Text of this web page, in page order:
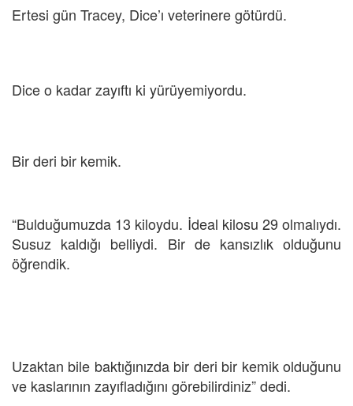
Ertesi gün Tracey, Dice’ı veterinere götürdü.
Dice o kadar zayıftı ki yürüyemiyordu.
Bir deri bir kemik.
“Bulduğumuzda 13 kiloydu. İdeal kilosu 29 olmalıydı.
Susuz kaldığı belliydi. Bir de kansızlık olduğunu
öğrendik.
Uzaktan bile baktığınızda bir deri bir kemik olduğunu
ve kaslarının zayıfladığını görebilirdiniz” dedi.